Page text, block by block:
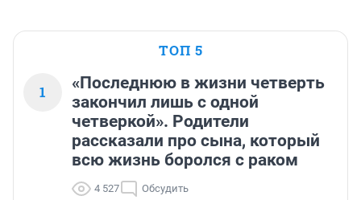
ТОП 5
1
«Последнюю в жизни четверть
закончил лишь с одной
четверкой». Родители
рассказали про сына, который
всю жизнь боролся с раком
4 527 Обсудить